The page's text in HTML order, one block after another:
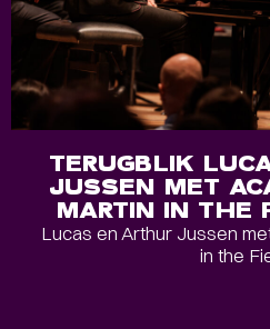
TERUGBLIK
JUSSEN MET
MARTIN IN THE
Lucas en Arthur Jussen
in the